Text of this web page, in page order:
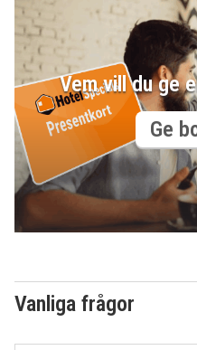
Vem vill du ge
Ge
Vanliga frågor